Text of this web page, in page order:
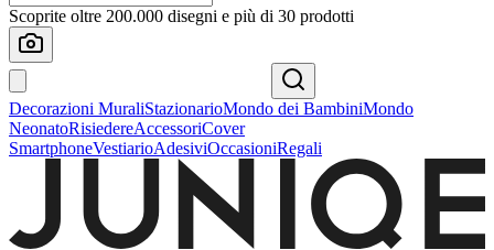
Scoprite oltre 200.000 disegni e più di 30 prodotti
Decorazioni MuraliStazionarioMondo dei BambiniMondo
NeonatoRisiedereAccessoriCover
SmartphoneVestiarioAdesiviOccasioniRegali